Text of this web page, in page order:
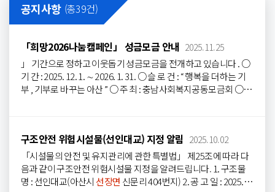
공지사항 (총39건)
「희망2026나눔캠페인」 성금모금 안내 2025.11.25
」 기간으로 정하고 이웃돕기 성금모금을 전개하고 있습니다 . ○
기 간 : 2025. 12. 1. ∼ 2026. 1. 31. ○ 슬 로 건 : “ 행복을 더하는 기
부 , 기부로 바꾸는 아산 ” ○ 주 최 : 충남사회복지공동모금회 ○ 후
행정복지센터 접수문의 연락처 》 염치읍 행정복지센터 041-537-
3022 배방읍 행정복지센터 041-537-3686 송악면 행정복지센터 0
41-537-3037 탕정면 행정복지센터 041-537-3076 음봉면 행정복
지센터 041-537-3098 둔포면 행정복지센터 041-537-3110 영인면
구조안전 위험시설물(선인대교) 지정 알림 2025.10.02
「시설물의 안전 및 유지관리에 관한 특별법」 제25조에 따라 다
음과 같이 구조안전 위험시설물 지정을 알려드립니다. 1. 구조물
명 : 선인대교(아산시선장면 신문리 404번지) 2. 공 고 일 : 2025. 1